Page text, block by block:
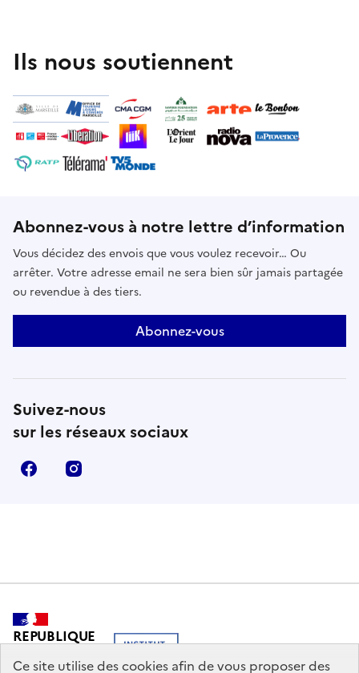
Ce site utilise des cookies afin de vous proposer des
Ils nous soutiennent
Abonnez-vous à notre lettre d’information
Vous décidez des envois que vous voulez recevoir… Ou
arrêter. Votre adresse email ne sera bien sûr jamais partagée
ou revendue à des tiers.
Abonnez-vous
Suivez-nous
sur les réseaux sociaux
Facebook
REPUBLIQUE
FRANCAISE